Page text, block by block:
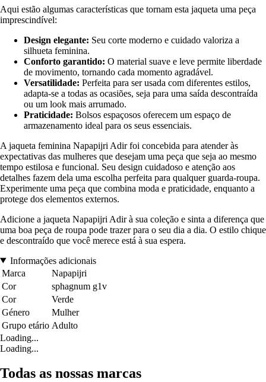
Aqui estão algumas características que tornam esta jaqueta uma peça
imprescindível:
Design elegante: Seu corte moderno e cuidado valoriza a
silhueta feminina.
Conforto garantido: O material suave e leve permite liberdade
de movimento, tornando cada momento agradável.
Versatilidade: Perfeita para ser usada com diferentes estilos,
adapta-se a todas as ocasiões, seja para uma saída descontraída
ou um look mais arrumado.
Praticidade: Bolsos espaçosos oferecem um espaço de
armazenamento ideal para os seus essenciais.
A jaqueta feminina Napapijri Adir foi concebida para atender às
expectativas das mulheres que desejam uma peça que seja ao mesmo
tempo estilosa e funcional. Seu design cuidadoso e atenção aos
detalhes fazem dela uma escolha perfeita para qualquer guarda-roupa.
Experimente uma peça que combina moda e praticidade, enquanto a
protege dos elementos externos.
Adicione a jaqueta Napapijri Adir à sua coleção e sinta a diferença que
uma boa peça de roupa pode trazer para o seu dia a dia. O estilo chique
e descontraído que você merece está à sua espera.
Informações adicionais
Marca
Napapijri
Cor
sphagnum g1v
Cor
Verde
Género
Mulher
Grupo etário Adulto
Loading...
Loading...
Todas as nossas marcas